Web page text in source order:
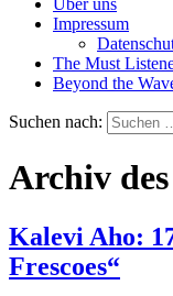
Impressum
The Must
Beyond the
Suchen nach:
Archiv
Kalevi Aho:
Frescoes“